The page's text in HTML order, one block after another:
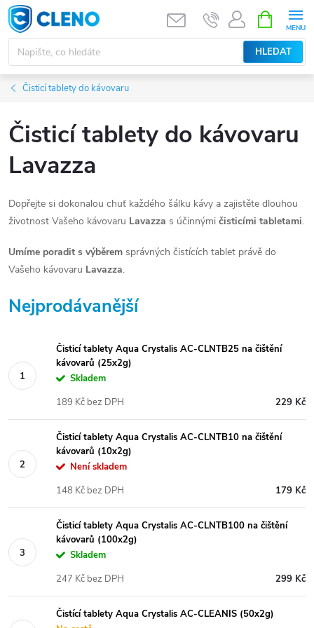
Přejít
na
obsah
HLEDAT
NÁKUPNÍ
KOŠÍK
Čisticí tablety do kávovaru
Čisticí tablety do kávovaru
Lavazza
Dopřejte si dokonalou chuť každého šálku kávy a zajistěte dlouhou
životnost Vašeho kávovaru Lavazza s účinnými čisticími tabletami.
Umíme poradit s výběrem správných čistících tablet právě do
Vašeho kávovaru Lavazza.
Nejprodávanější
Čisticí tablety Aqua Crystalis AC-CLNTB25 na čištění
kávovarů (25x2g)
Skladem
229 Kč
189 Kč bez DPH
Čisticí tablety Aqua Crystalis AC-CLNTB10 na čištění
kávovarů (10x2g)
Není skladem
179 Kč
148 Kč bez DPH
Čisticí tablety Aqua Crystalis AC-CLNTB100 na čištění
kávovarů (100x2g)
Skladem
299 Kč
247 Kč bez DPH
Čistící tablety Aqua Crystalis AC-CLEANIS (50x2g)